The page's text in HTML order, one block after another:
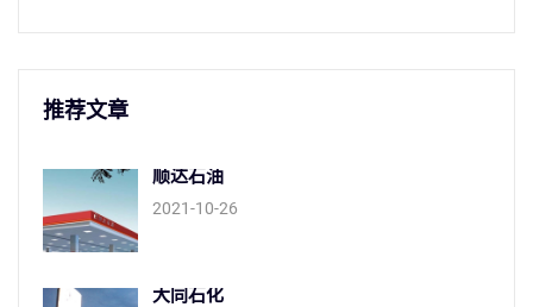
推荐文章
顺达石油
2021-10-26
大同石化